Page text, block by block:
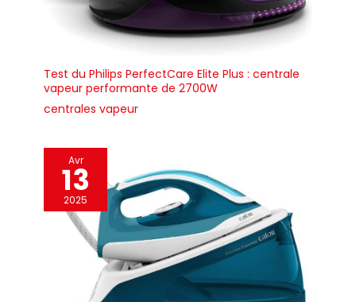
Test du Philips PerfectCare Elite Plus : centrale
vapeur performante de 2700W
centrales vapeur
Avr
13
2025